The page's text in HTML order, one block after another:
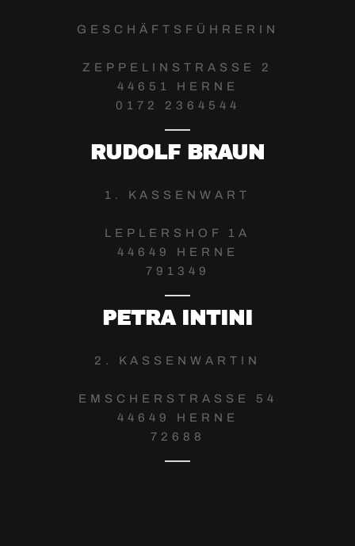
GESCHÄFTSFÜHRERIN
ZEPPELINSTRASSE 2
44651 HERNE
0172 2364544
RUDOLF BRAUN
1. KASSENWART
LEPLERSHOF 1A
44649 HERNE
791349
PETRA INTINI
2. KASSENWARTIN
EMSCHERSTRASSE 54
44649 HERNE
72688